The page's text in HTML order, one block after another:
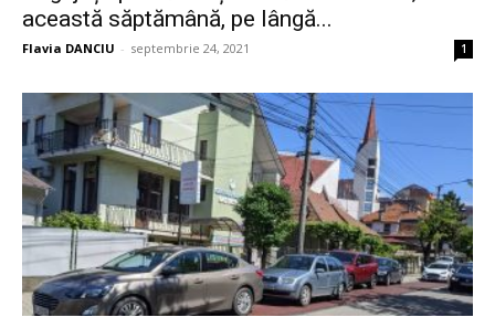
această săptămână, pe lângă...
Flavia DANCIU - septembrie 24, 2021 1